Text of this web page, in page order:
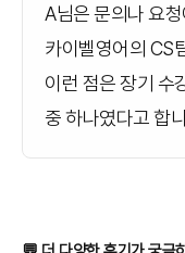
A님은 문의나 요청
카이벨영어의 CS
이런 점은 장기 수
중 하나였다고 합